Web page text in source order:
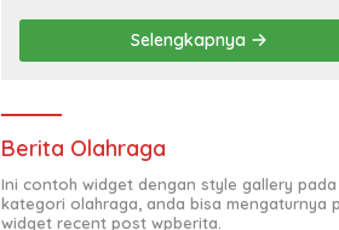
Selengkapnya
Berita Olahraga
Ini contoh widget dengan style gallery pada
kategori olahraga, anda bisa mengaturnya
widget recent post wpberita.